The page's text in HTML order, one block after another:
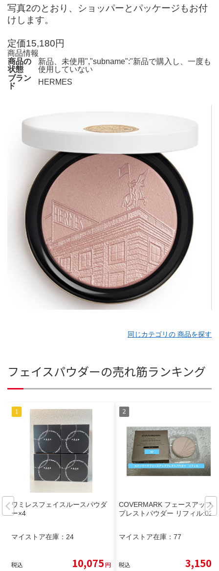
写真2のとおり、ショッパーとパッケージもお付
けします。
定価15,180円
商品情報
商品の
状態
新品、未使用","subname":"新品で購入し、一度も
使用していない
ブラン
ド
HERMES
同じカテゴリの 商品を探す
フェイスパウダーの売れ筋ランキング
ワミレスフェイスルースパウダ
ー×4
マイストア在庫： 24
税込 10,075円
COVERMARK フェースアップ
プレストパウダー リフィル:02
マイストア在庫： 77
税込 3,150